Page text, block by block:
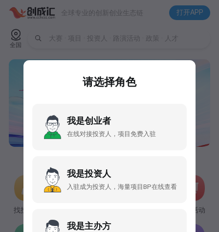
全球专业的创新创业生态链 打开APP
全国
大赛 · 项目 · 投资人 · 路演活动 · 政策 · 人才
找投资人 路演活动
请选择角色
我是创业者
在线对接投资人，项目免费入驻
我是投资人
入驻成为投资人，海量项目BP在线查看
我是主办方